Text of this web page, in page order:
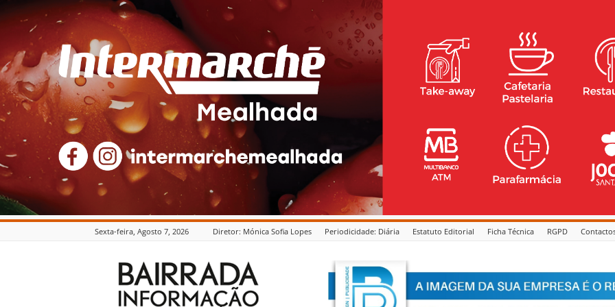
Sexta-feira, Agosto 7, 2026 Diretor: Mónica Sofia Lopes Periodicidade: Diária Estatuto Editorial Ficha Técnica RGPD
Bairrada
Informação